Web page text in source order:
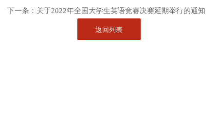
下一条： 关于2022年全国大学生英语竞赛决赛延期举行的通知
返回列表